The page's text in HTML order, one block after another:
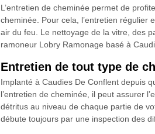
L’entretien de cheminée permet de
cheminée. Pour cela, l’entretien
air du feu. Le nettoyage de la vitre, des
ramoneur Lobry Ramonage basé à
Entretien de tout type de
Implanté à Caudies De Conflent depuis
l’entretien de cheminée, il peut assurer
détritus au niveau de chaque partie de
débute toujours par une inspection des